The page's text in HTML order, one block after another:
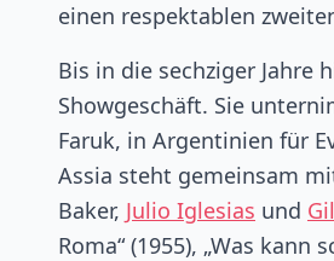
einen respektablen
Bis in die sechziger Jahre
Showgeschäft. Sie
Faruk, in Argentinien für
Assia steht gemeinsam
Baker, Julio Iglesias und
Roma“ (1955), „Was kann